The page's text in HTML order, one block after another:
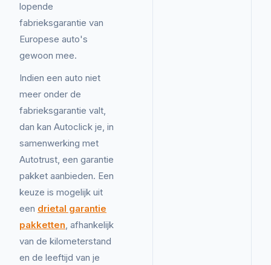
lopende
fabrieksgarantie van
Europese auto's
gewoon mee.
Indien een auto niet
meer onder de
fabrieksgarantie valt,
dan kan Autoclick je, in
samenwerking met
Autotrust, een garantie
pakket aanbieden. Een
keuze is mogelijk uit
een drietal garantie
pakketten, afhankelijk
van de kilometerstand
en de leeftijd van je